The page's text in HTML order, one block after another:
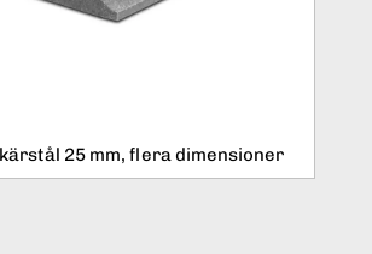
25 mm, flera dimensioner